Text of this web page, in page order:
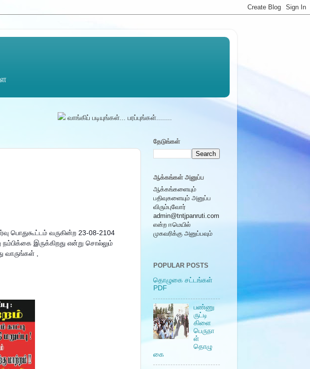
வாங்கிப் படியுங்கள்... பரப்புங்கள்.........நடுநிலை சமுதாயம் - ............நமது பள்ளியில்
பொதுகூட்டம் வருகின்ற 23-08-2104
நம்பிக்கை இருக்கிறது என்று சொல்லும்
வாருங்கள் ,
தேடுங்கள்
ஆக்கங்கள் அனுப்ப
ஆக்கங்களையும்
பதிவுகளையும் அனுப்ப
விரும்புவோர்
admin@tntjpanruti.com
என்ற ஈமெயில்
முகவரிக்கு அனுப்பவும்
POPULAR POSTS
தொழுகை சட்டங்கள்
PDF
பண்ணு
ருட்டி
கிளை
பெருநா
ள்
தொழு
கை